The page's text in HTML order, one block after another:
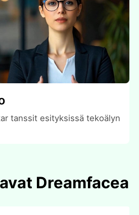
tanssit esityksissä tekoälyn
Dreamfacea